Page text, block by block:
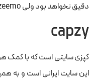
دقیق نخواهد بود ولی zeemo با امکان ویرایشی که برای زیرنویس ها قرار داده این مشکل را تا حدودی رفع کرده است.
capzy
کپزی سایتی است که با کمک
این سایت ایرانی است و به